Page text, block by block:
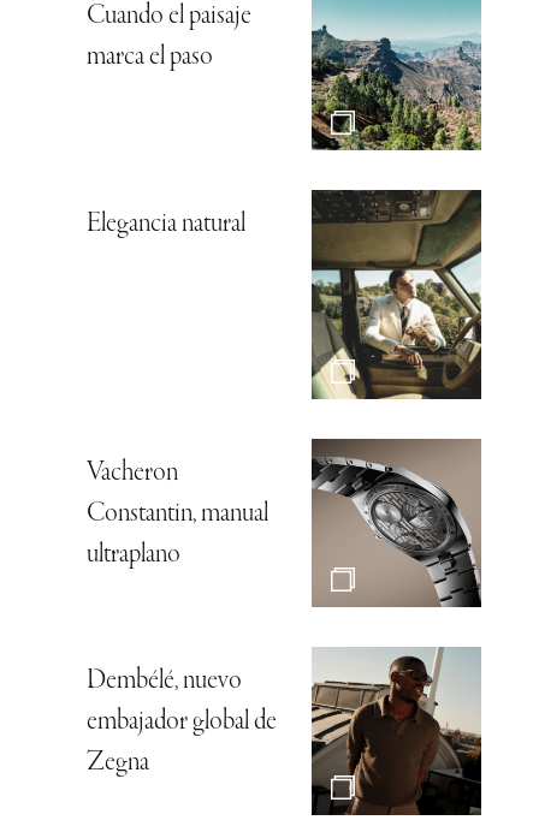
Cuando el paisaje
marca el paso
Elegancia natural
Vacheron
Constantin, manual
ultraplano
Dembélé, nuevo
embajador global de
Zegna